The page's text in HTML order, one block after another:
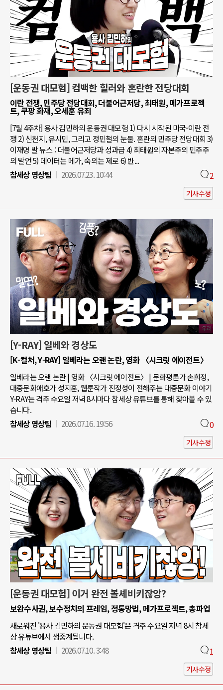
[운동권 대모험] 컴백한 힐러와 혼란한 전당대회
이란 전쟁, 민주당 전당대회, 더불어근저당, 최태원, 메가프로젝
트, 쿠팡 화재, 오세훈 유죄
[7월 4주차] 용사 김민하의 운동권 대모험 1) 다시 시작된 미국-이란 전
쟁 2) 신천지, 유시민, 그리고 정민철의 눈물. 혼란의 민주당 전당대회 3)
이재명 발 뉴스 : 더불어근저당과 성과급 4) 최태원의 자본주의 민주주
의 발언 5) 데이터는 메가, 숙의는 제로 6) 반...
참세상 영상팀
2026.07.23. 10:44 2
기사수정
[Y-RAY] 일베와 경상도
[K-컬처, Y-RAY] 일베라는 오랜 논란, 영화 〈시크릿 에이전트〉
일베라는 오랜 논란 | 영화 〈시크릿 에이전트〉 | 문화평론가 손희정,
대중문화애호가 성지훈, 웹툰작가 진정성이 전해주는 대중문화 이야기
Y-RAY는 격주 수요일 저녁 8시마다 참세상 유튜브를 통해 찾아볼 수 있
습니다.
참세상 영상팀
2026.07.16. 19:56 0
기사수정
[운동권 대모험] 이거 완전 볼셰비키잖앙?
보완수사권, 보수정치의 프레임, 정통망법, 메가프로젝트, 총파업
새로워진 '용사 김민하의 운동권 대모험'은 격주 수요일 저녁 8시 참세
상 유튜브에서 생중계됩니다.
참세상 영상팀
2026.07.10. 3:48 1
기사수정